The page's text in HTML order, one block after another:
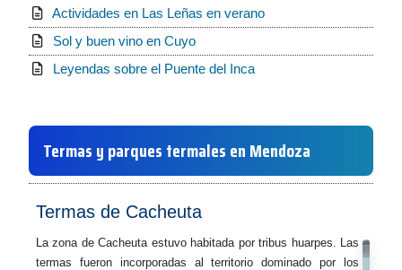
Actividades en Las Leñas en verano
Sol y buen vino en Cuyo
Leyendas sobre el Puente del Inca
Termas y parques termales en Mendoza
Termas de Cacheuta
La zona de Cacheuta estuvo habitada por tribus huarpes. Las
termas fueron incorporadas al territorio dominado por los